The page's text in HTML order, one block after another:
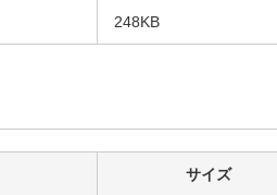
248KB
サイズ